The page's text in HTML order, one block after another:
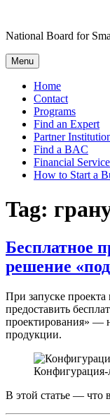
content
National Board for
Menu
Home
Contact
Programs
Find an Expert
Partner
Find a BAC
Financial
How to Start a
Tag:
Бесплатное
решение
При запуске
предоставить
проектирования» —
продукции.
Конфигурация-
В этой статье — что